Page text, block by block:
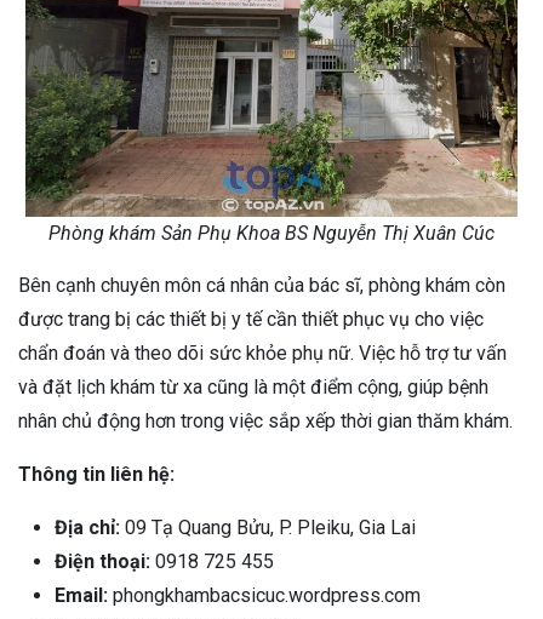
Phòng khám Sản Phụ Khoa BS Nguyễn Thị Xuân Cúc
Bên cạnh chuyên môn cá nhân của bác sĩ, phòng khám còn
được trang bị các thiết bị y tế cần thiết phục vụ cho việc
chẩn đoán và theo dõi sức khỏe phụ nữ. Việc hỗ trợ tư vấn
và đặt lịch khám từ xa cũng là một điểm cộng, giúp bệnh
nhân chủ động hơn trong việc sắp xếp thời gian thăm khám.
Thông tin liên hệ:
Địa chỉ: 09 Tạ Quang Bửu, P. Pleiku, Gia Lai
Điện thoại: 0918 725 455
Email: phongkhambacsicuc.wordpress.com